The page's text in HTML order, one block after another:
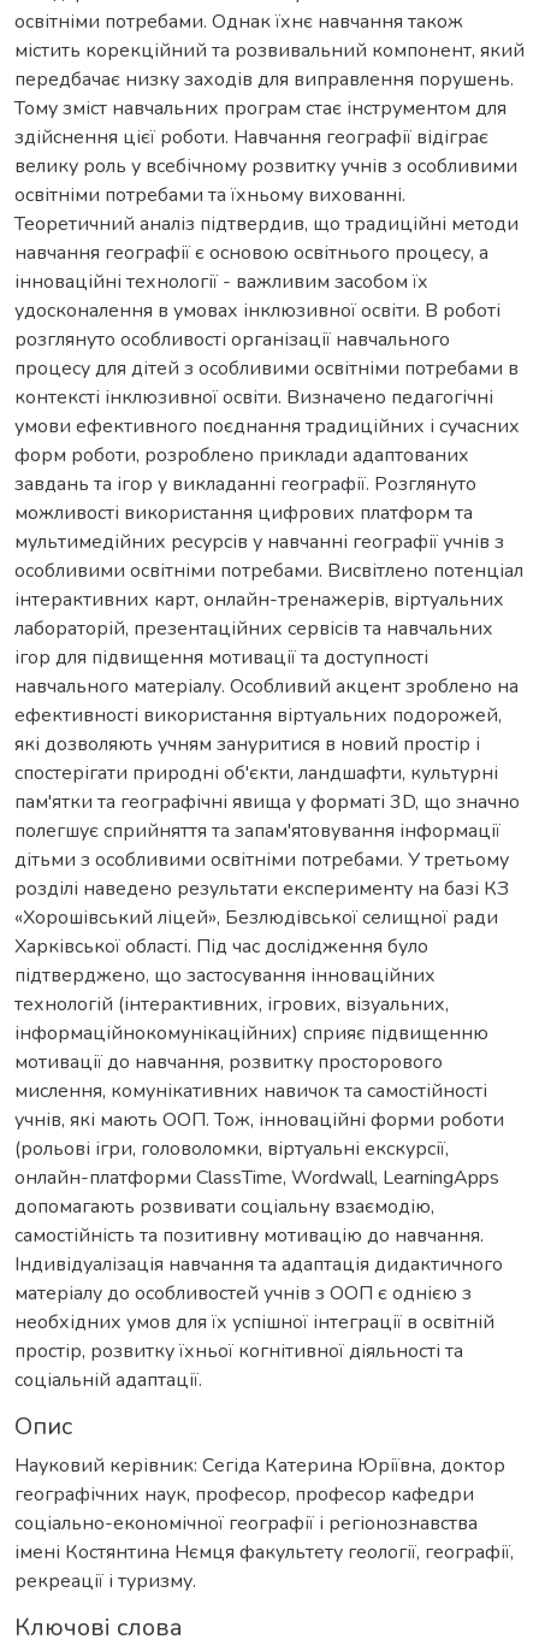
освітніми потребами. Однак їхнє навчання також
містить корекційний та розвивальний компонент, який
передбачає низку заходів для виправлення порушень.
Тому зміст навчальних програм стає інструментом для
здійснення цієї роботи. Навчання географії відіграє
велику роль у всебічному розвитку учнів з особливими
освітніми потребами та їхньому вихованні.
Теоретичний аналіз підтвердив, що традиційні методи
навчання географії є основою освітнього процесу, а
інноваційні технології - важливим засобом їх
удосконалення в умовах інклюзивної освіти. В роботі
розглянуто особливості організації навчального
процесу для дітей з особливими освітніми потребами в
контексті інклюзивної освіти. Визначено педагогічні
умови ефективного поєднання традиційних і сучасних
форм роботи, розроблено приклади адаптованих
завдань та ігор у викладанні географії. Розглянуто
можливості використання цифрових платформ та
мультимедійних ресурсів у навчанні географії учнів з
особливими освітніми потребами. Висвітлено потенціал
інтерактивних карт, онлайн-тренажерів, віртуальних
лабораторій, презентаційних сервісів та навчальних
ігор для підвищення мотивації та доступності
навчального матеріалу. Особливий акцент зроблено на
ефективності використання віртуальних подорожей,
які дозволяють учням зануритися в новий простір і
спостерігати природні об'єкти, ландшафти, культурні
пам'ятки та географічні явища у форматі 3D, що значно
полегшує сприйняття та запам'ятовування інформації
дітьми з особливими освітніми потребами. У третьому
розділі наведено результати експерименту на базі КЗ
«Хорошівський ліцей», Безлюдівської селищної ради
Харківської області. Під час дослідження було
підтверджено, що застосування інноваційних
технологій (інтерактивних, ігрових, візуальних,
інформаційнокомунікаційних) сприяє підвищенню
мотивації до навчання, розвитку просторового
мислення, комунікативних навичок та самостійності
учнів, які мають ООП. Тож, інноваційні форми роботи
(рольові ігри, головоломки, віртуальні екскурсії,
онлайн-платформи ClassTime, Wordwall, LearningApps
допомагають розвивати соціальну взаємодію,
самостійність та позитивну мотивацію до навчання.
Індивідуалізація навчання та адаптація дидактичного
матеріалу до особливостей учнів з ООП є однією з
необхідних умов для їх успішної інтеграції в освітній
простір, розвитку їхньої когнітивної діяльності та
соціальній адаптації.
Опис
Науковий керівник: Сегіда Катерина Юріївна, доктор
географічних наук, професор, професор кафедри
соціально-економічної географії і регіонознавства
імені Костянтина Нємця факультету геології, географії,
рекреації і туризму.
Ключові слова